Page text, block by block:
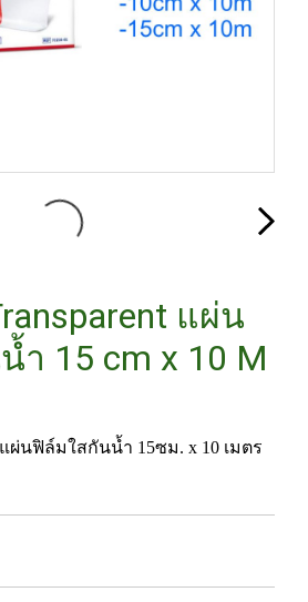
แผ่น
15 cm x 10 M
แผ่นฟิล์มใสกันน้ำ 15ซม. x 10 เมตร